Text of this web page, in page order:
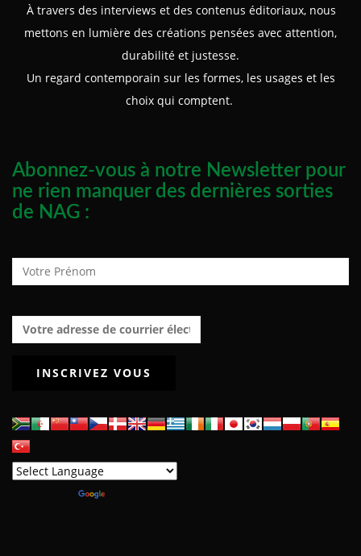
À travers des interviews et des contenus éditoriaux, nous
mettons en lumière des créations pensées avec attention,
durabilité et justesse.
Un regard contemporain sur les formes, les usages et les
choix qui comptent.
Abonnez-vous à notre Newsletter pour
ne rien manquer des dernières sorties
de NAG :